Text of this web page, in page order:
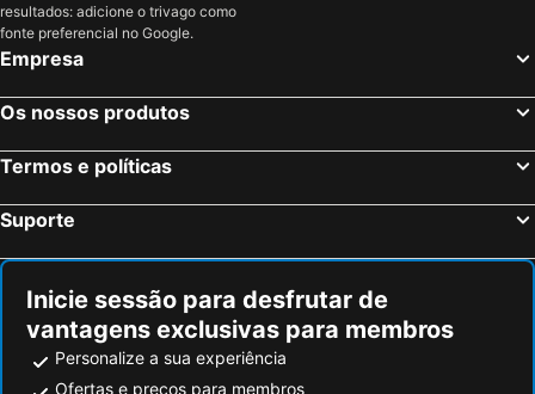
resultados: adicione o trivago como
fonte preferencial no Google.
Empresa
Os nossos produtos
Termos e políticas
Suporte
Inicie sessão para desfrutar de
vantagens exclusivas para membros
Personalize a sua experiência
Ofertas e preços para membros